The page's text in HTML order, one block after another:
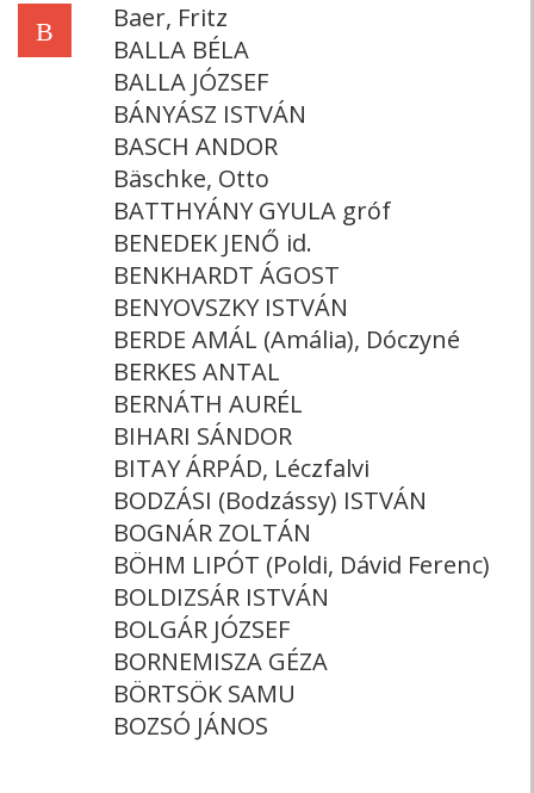
B
Baer, Fritz
BALLA BÉLA
BALLA JÓZSEF
BÁNYÁSZ ISTVÁN
BASCH ANDOR
Bäschke, Otto
BATTHYÁNY GYULA gróf
BENEDEK JENŐ id.
BENKHARDT ÁGOST
BENYOVSZKY ISTVÁN
BERDE AMÁL (Amália), Dóczyné
BERKES ANTAL
BERNÁTH AURÉL
BIHARI SÁNDOR
BITAY ÁRPÁD, Léczfalvi
BODZÁSI (Bodzássy) ISTVÁN
BOGNÁR ZOLTÁN
BÖHM LIPÓT (Poldi, Dávid Ferenc)
BOLDIZSÁR ISTVÁN
BOLGÁR JÓZSEF
BORNEMISZA GÉZA
BÖRTSÖK SAMU
BOZSÓ JÁNOS